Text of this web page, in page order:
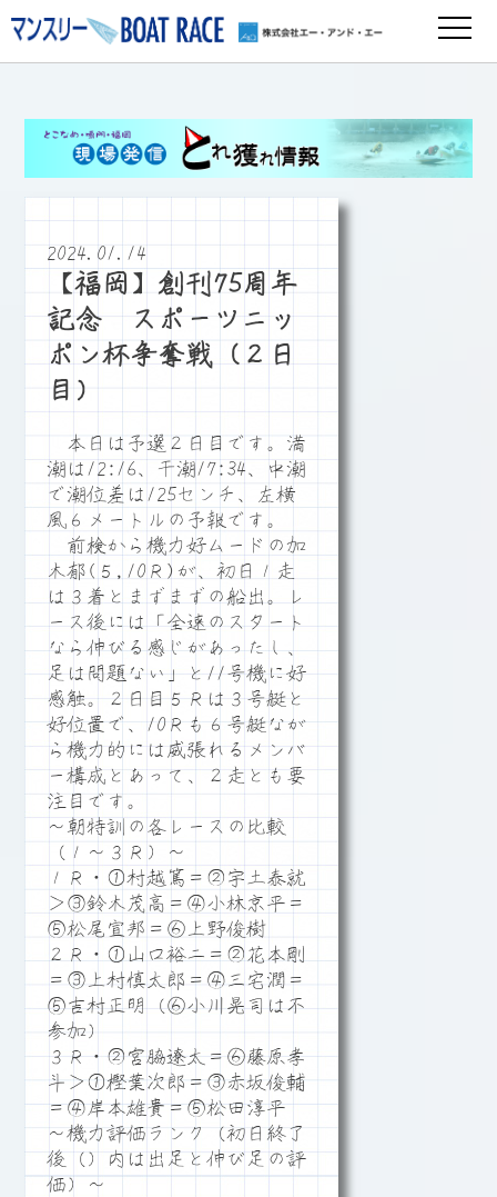
2024.01.14
【福岡】創刊75周年
記念 スポーツニッ
ポン杯争奪戦（２日
目）
本日は予選２日目です。満
潮は12:16、干潮17:34、中潮
で潮位差は125センチ、左横
風６メートルの予報です。
前検から機力好ムードの加
木郁(５,10Ｒ)が、初日１走
は３着とまずまずの船出。レ
ース後には「全速のスタート
なら伸びる感じがあったし、
足は問題ない」と11号機に好
感触。２日目５Ｒは３号艇と
好位置で、10Ｒも６号艇なが
ら機力的には威張れるメンバ
ー構成とあって、２走とも要
注目です。
～朝特訓の各レースの比較
（１～３Ｒ）～
１Ｒ・①村越篤＝②宇土泰就
＞③鈴木茂高＝④小林京平＝
⑤松尾宣邦＝⑥上野俊樹
２Ｒ・①山口裕二＝②花本剛
＝③上村慎太郎＝④三宅潤＝
⑤吉村正明（⑥小川晃司は不
参加）
３Ｒ・②宮脇遼太＝⑥藤原孝
斗＞①樫葉次郎＝③赤坂俊輔
＝④岸本雄貴＝⑤松田淳平
～機力評価ランク（初日終了
後（）内は出足と伸び足の評
価）～